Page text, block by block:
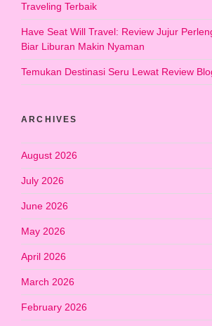
Traveling Terbaik
Have Seat Will Travel: Review Jujur
Biar Liburan Makin Nyaman
Temukan Destinasi Seru Lewat Review
ARCHIVES
August 2026
July 2026
June 2026
May 2026
April 2026
March 2026
February 2026